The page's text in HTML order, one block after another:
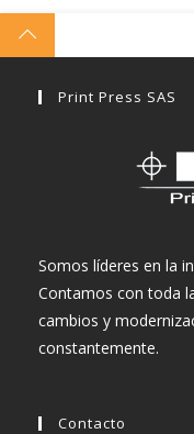
Print Press SAS
Somos líderes en la
Contamos con toda
cambios y
constantemente.
Contacto